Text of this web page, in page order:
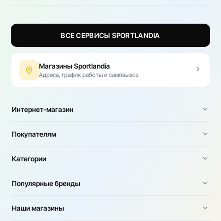
ВСЕ СЕРВИСЫ SPORTLANDIA
Магазины Sportlandia
Адреса, график работы и самовывоз
Интернет-магазин
Покупателям
Категории
Популярные бренды
Наши магазины